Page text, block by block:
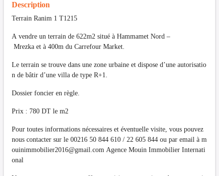
Description
Terrain Ranim 1 T1215
A vendre un terrain de 622m2 situé à Hammamet Nord –
Mrezka et à 400m du Carrefour Market.
Le terrain se trouve dans une zone urbaine et dispose d’une autorisatio
n de bâtir d’une villa de type R+1.
Dossier foncier en règle.
Prix : 780 DT le m2
Pour toutes informations nécessaires et éventuelle visite, vous pouvez
nous contacter sur le 00216 50 844 610 / 22 605 844 ou par email à m
ouinimmobilier2016@gmail.com Agence Mouin Immobilier Internati
onal